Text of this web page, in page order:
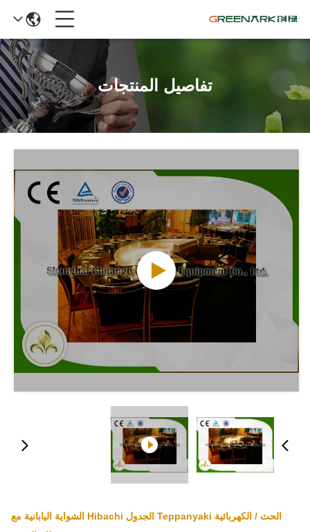
تفاصيل المنتجات
الحث / الكهربائية Teppanyaki الجدول Hibachi الشواية اليابانية مع